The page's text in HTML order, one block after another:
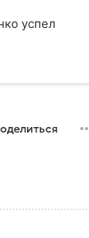
успел